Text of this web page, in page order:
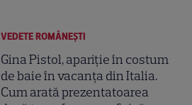
VEDETE ROMÂNEŞTI
Gina Pistol, apariție în costum
de baie în vacanța din Italia.
Cum arată prezentatoarea